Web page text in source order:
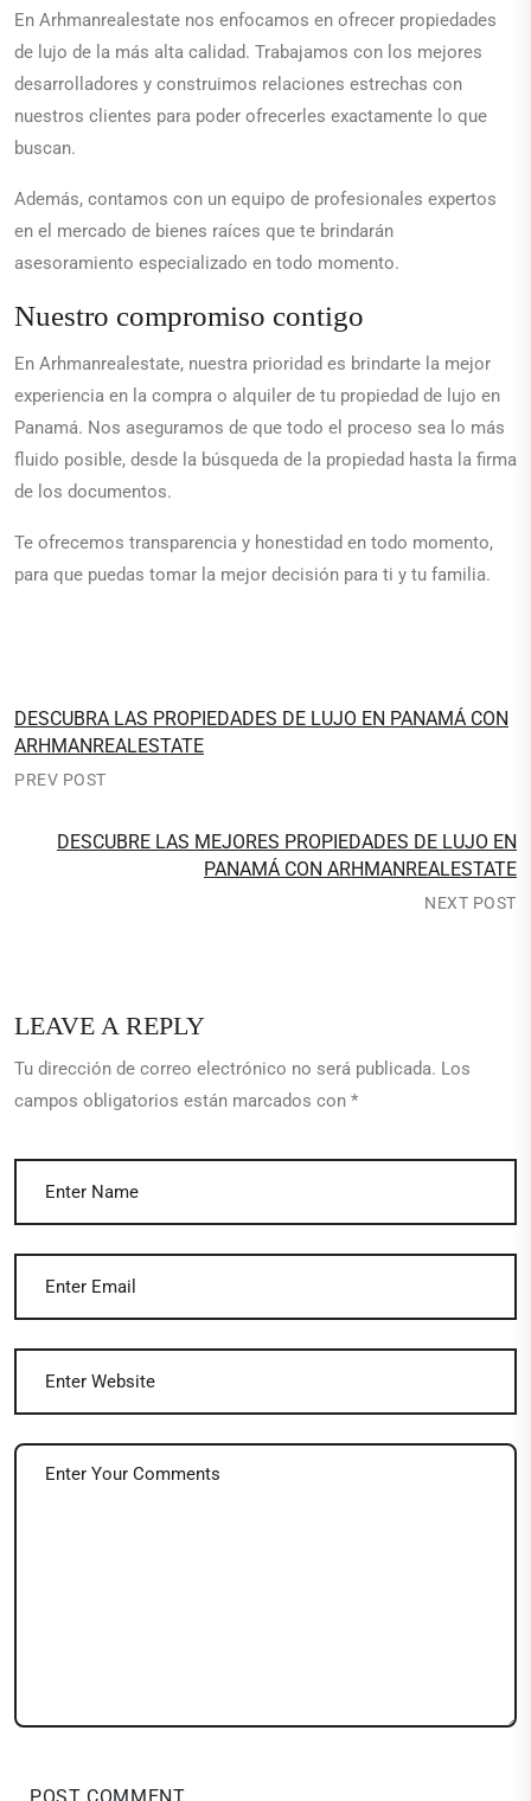
En Arhmanrealestate nos enfocamos en ofrecer propiedades
de lujo de la más alta calidad. Trabajamos con los mejores
desarrolladores y construimos relaciones estrechas con
nuestros clientes para poder ofrecerles exactamente lo que
buscan.
Además, contamos con un equipo de profesionales expertos
en el mercado de bienes raíces que te brindarán
asesoramiento especializado en todo momento.
Nuestro compromiso contigo
En Arhmanrealestate, nuestra prioridad es brindarte la mejor
experiencia en la compra o alquiler de tu propiedad de lujo en
Panamá. Nos aseguramos de que todo el proceso sea lo más
fluido posible, desde la búsqueda de la propiedad hasta la firma
de los documentos.
Te ofrecemos transparencia y honestidad en todo momento,
para que puedas tomar la mejor decisión para ti y tu familia.
DESCUBRA LAS PROPIEDADES DE LUJO EN PANAMÁ CON
ARHMANREALESTATE
PREV POST
DESCUBRE LAS MEJORES PROPIEDADES DE LUJO EN
PANAMÁ CON ARHMANREALESTATE
NEXT POST
LEAVE A REPLY
Tu dirección de correo electrónico no será publicada. Los
campos obligatorios están marcados con *